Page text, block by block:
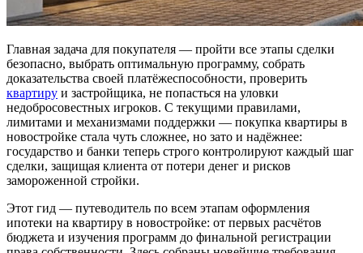
Главная задача для покупателя — пройти все этапы сделки
безопасно, выбрать оптимальную программу, собрать
доказательства своей платёжеспособности, проверить
квартиру и застройщика, не попасться на уловки
недобросовестных игроков. С текущими правилами,
лимитами и механизмами поддержки — покупка квартиры в
новостройке стала чуть сложнее, но зато и надёжнее:
государство и банки теперь строго контролируют каждый шаг
сделки, защищая клиента от потери денег и рисков
замороженной стройки.
Этот гид — путеводитель по всем этапам оформления
ипотеки на квартиру в новостройке: от первых расчётов
бюджета и изучения программ до финальной регистрации